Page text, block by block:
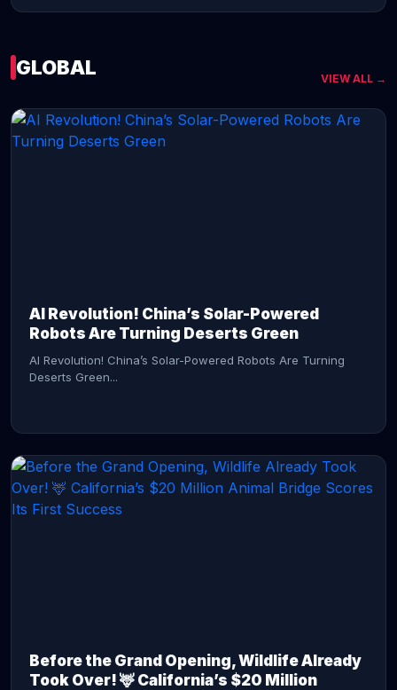
GLOBAL VIEW ALL →
AI Revolution! China’s Solar-Powered
Robots Are Turning Deserts Green
AI Revolution! China’s Solar-Powered Robots Are Turning
Deserts Green...
Before the Grand Opening, Wildlife Already
Took Over! 🦌 California’s $20 Million